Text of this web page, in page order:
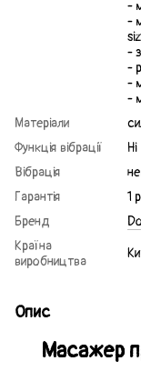
-
-
-
-
-
-
Матеріали
Функція вібрації
Ні
Вібрація
Гарантія
1
Бренд
Країна
виробництва
Опис
Масажер